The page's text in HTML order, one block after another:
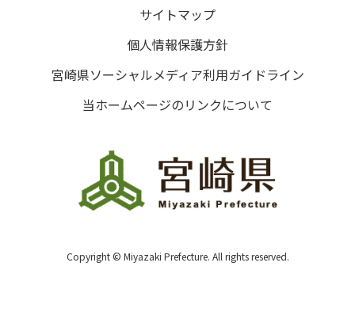
サイトマップ
個人情報保護方針
宮崎県ソーシャルメディア利用ガイドライン
当ホームページのリンクについて
Copyright © Miyazaki Prefecture. All rights reserved.